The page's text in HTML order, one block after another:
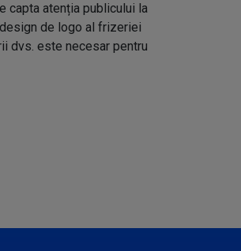
capta atenția publicului la
de logo al frizeriei
dvs. este necesar pentru